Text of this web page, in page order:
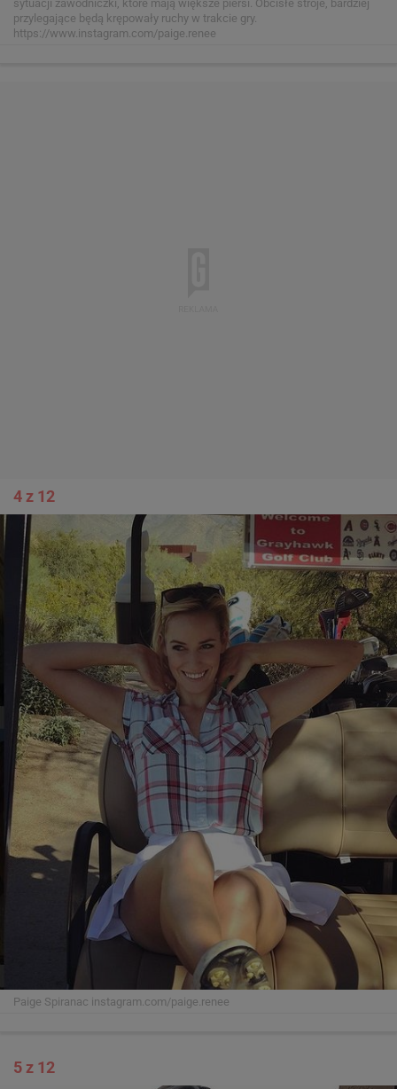
sytuacji zawodniczki, które mają większe piersi. Obcisłe stroje, bardziej
przylegające będą krępowały ruchy w trakcie gry.
https://www.instagram.com/paige.renee
4 z 12
Paige Spiranac instagram.com/paige.renee
5 z 12